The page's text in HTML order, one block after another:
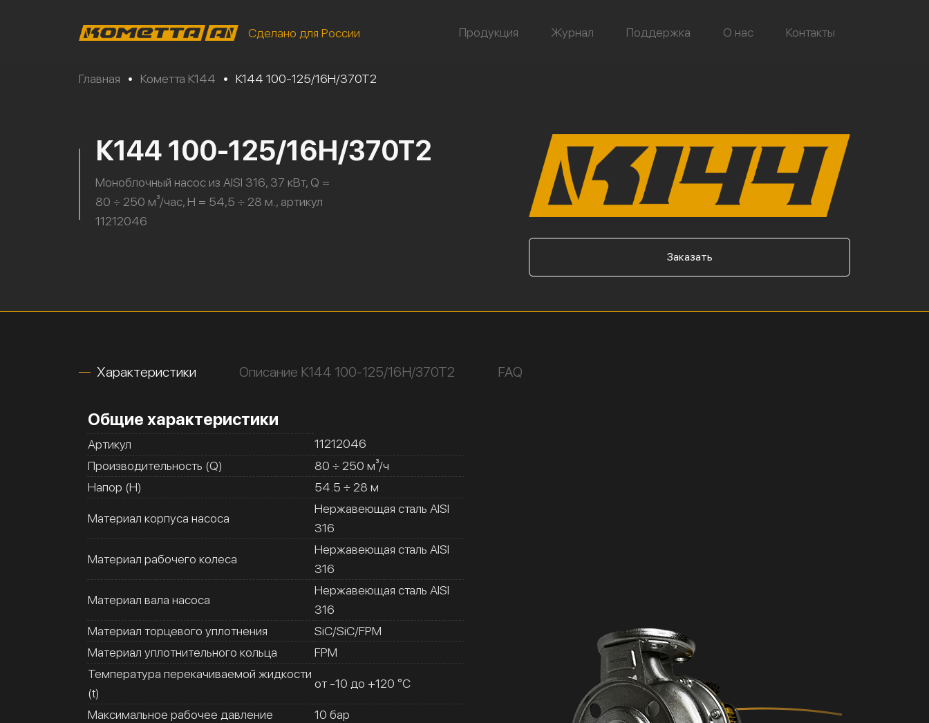
Сделано для России Продукция Журнал Поддержка О нас Контакты
Главная • Кометта К144 • К144 100-125/16Н/370Т2
К144 100-125/16Н/370Т2
Моноблочный насос из AISI 316, 37 кВт, Q =
80 ÷ 250 м³/час, H = 54,5 ÷ 28 м., артикул
11212046
Заказать
Характеристики Описание К144 100-125/16Н/370Т2 FAQ
Общие характеристики
Артикул
11212046
Производительность (Q)
80 ÷ 250 м³/ч
Напор (H)
54.5 ÷ 28 м
Материал корпуса насоса
Нержавеющая сталь AISI
316
Материал рабочего колеса
Нержавеющая сталь AISI
316
Материал вала насоса
Нержавеющая сталь AISI
316
Материал торцевого уплотнения
SiC/SiC/FPM
Материал уплотнительного кольца
FPM
Температура перекачиваемой жидкости
(t)
от -10 до +120 °C
Максимальное рабочее давление
10 бар